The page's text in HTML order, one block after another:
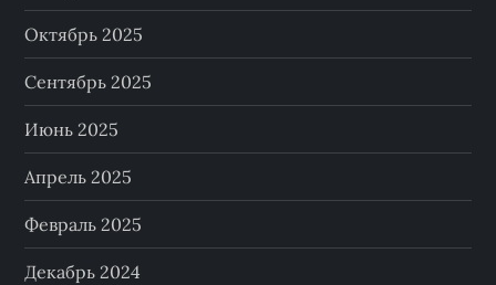
Октябрь 2025
Сентябрь 2025
Июнь 2025
Апрель 2025
Февраль 2025
Декабрь 2024